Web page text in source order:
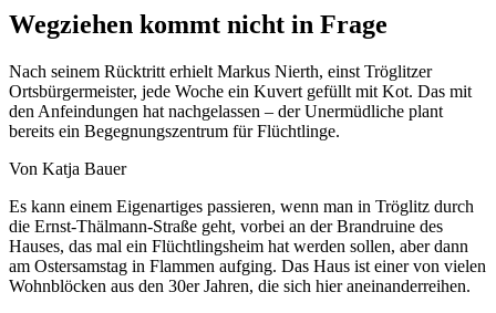
Wegziehen kommt nicht in Frage
Nach seinem Rücktritt erhielt Markus Nierth, einst Tröglitzer
Ortsbürgermeister, jede Woche ein Kuvert gefüllt mit Kot. Das mit
den Anfeindungen hat nachgelassen – der Unermüdliche plant
bereits ein Begegnungszentrum für Flüchtlinge.
Von Katja Bauer
Es kann einem Eigenartiges passieren, wenn man in Tröglitz durch
die Ernst-Thälmann-Straße geht, vorbei an der Brandruine des
Hauses, das mal ein Flüchtlingsheim hat werden sollen, aber dann
am Ostersamstag in Flammen aufging. Das Haus ist einer von vielen
Wohnblöcken aus den 30er Jahren, die sich hier aneinanderreihen.